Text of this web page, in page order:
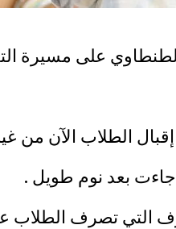
على مسيرة
إقبال الطلاب الآن
جاءت بعد نوم طويل .
التي تصرف الطلاب